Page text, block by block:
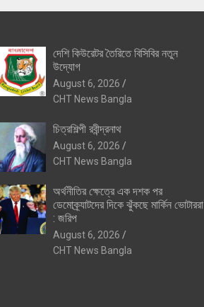
দেশি কিউরেটর তৈরিতে বিসিবির নতুন
উদ্যোগ
August 6, 2026
CHT News Bangla
চিত্রশিল্পী রবীন্দ্রনাথ
August 6, 2026
CHT News Bangla
অর্থনীতির ক্ষেত্রে এক দশক পর
ডেমোক্র্যাটদের দিকে ঝুঁকছে মার্কিন ভোটাররা
: জরিপ
August 6, 2026
CHT News Bangla